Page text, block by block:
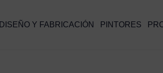
DISEÑO Y FABRICACIÓN PINTORES